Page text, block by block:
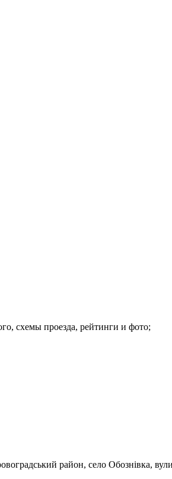
схемы проезда, рейтинги и фото;
район, село Обознівка,